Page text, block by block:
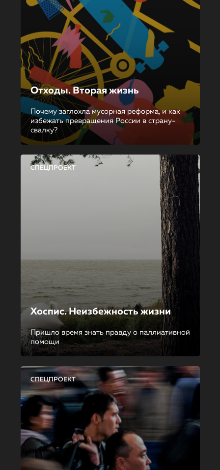
Отходы. Вторая жизнь
Почему заглохла мусорная реформа, и как
избежать превращения России в страну-
свалку?
СПЕЦПРОЕКТ
Хоспис. Неизбежность жизни
Пришло время знать правду о паллиативной
помощи
СПЕЦПРОЕКТ